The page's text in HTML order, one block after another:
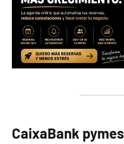
CaixaBank